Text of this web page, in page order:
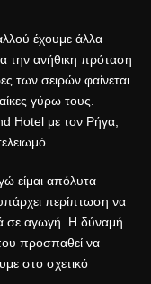
έχουμε άλλα
την ανήθικη πρόταση
των σειρών φαίνεται
γύρω τους.
Hotel με τον Ρήγα,
είμαι απόλυτα
περίπτωση να
σε αγωγή. Η δύναμή
προσπαθεί να
στο σχετικό